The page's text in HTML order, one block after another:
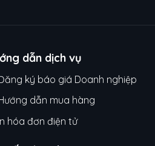
dẫn dịch vụ
ký báo giá Doanh nghiệp
dẫn mua hàng
hóa đơn điện tử